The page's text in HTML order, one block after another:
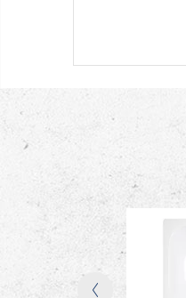
150x70